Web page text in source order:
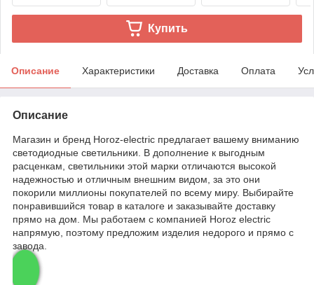
Купить
Описание Характеристики Доставка Оплата
Описание
Магазин и бренд Horoz-electric предлагает вашему вниманию
светодиодные светильники. В дополнение к выгодным
расценкам, светильники этой марки отличаются высокой
надежностью и отличным внешним видом, за это они
покорили миллионы покупателей по всему миру. Выбирайте
понравившийся товар в каталоге и заказывайте доставку
прямо на дом. Мы работаем с компанией Horoz electric
напрямую, поэтому предложим изделия недорого и прямо с
завода.